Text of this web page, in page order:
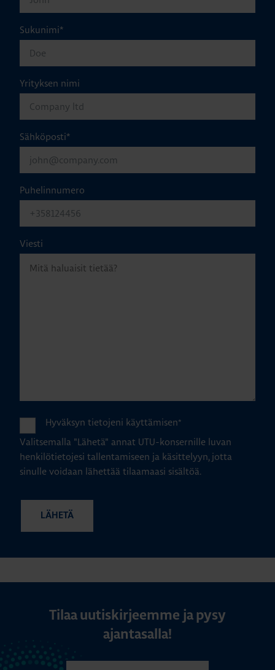
Sukunimi*
Yrityksen nimi
Sähköposti*
Puhelinnumero
Viesti
Hyväksyn tietojeni käyttämisen*
Valitsemalla "Lähetä" annat UTU-konsernille luvan
henkilötietojesi tallentamiseen ja käsittelyyn, jotta
sinulle voidaan lähettää tilaamaasi sisältöä.
Tilaa uutiskirjeemme ja pysy
ajantasalla!